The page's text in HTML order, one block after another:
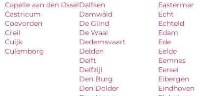
Capelle aan den IJssel
Castricum
Coevorden
Creil
Cuijk
Culemborg
Dalfsen
Damwâld
De Glind
De Waal
Dedemsvaart
Delden
Delft
Delfzijl
Den Burg
Den Dolder
Eastermar
Echt
Echteld
Edam
Ede
Eelde
Eemnes
Eersel
Eibergen
Eindhoven